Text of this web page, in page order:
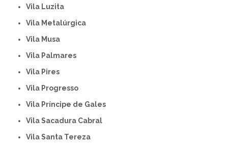
Vila Luzita
Vila Metalúrgica
Vila Musa
Vila Palmares
Vila Pires
Vila Progresso
Vila Príncipe de Gales
Vila Sacadura Cabral
Vila Santa Tereza